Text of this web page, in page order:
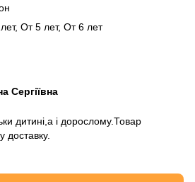
От 5 лет, От 6 лет
Сергіївна
дитині,а і дорослому.Товар
доставку.